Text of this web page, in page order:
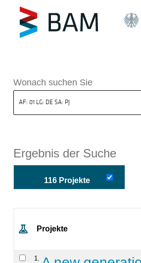
BAM
Wonach suchen Sie
Ergebnis der Suche
116 Projekte
Projekte
1